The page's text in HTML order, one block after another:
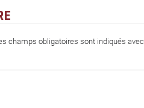
champs obligatoires sont indiqués avec